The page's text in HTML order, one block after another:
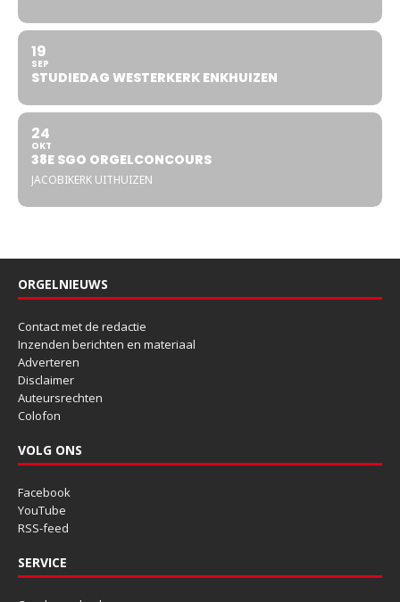
19
SEP
STUDIEDAG WESTERKERK ENKHUIZEN
24
OKT
38E SGO ORGELCONCOURS
JACOBIKERK UITHUIZEN
ORGELNIEUWS
Contact met de redactie
Inzenden berichten en materiaal
Adverteren
Disclaimer
Auteursrechten
Colofon
VOLG ONS
Facebook
YouTube
RSS-feed
SERVICE